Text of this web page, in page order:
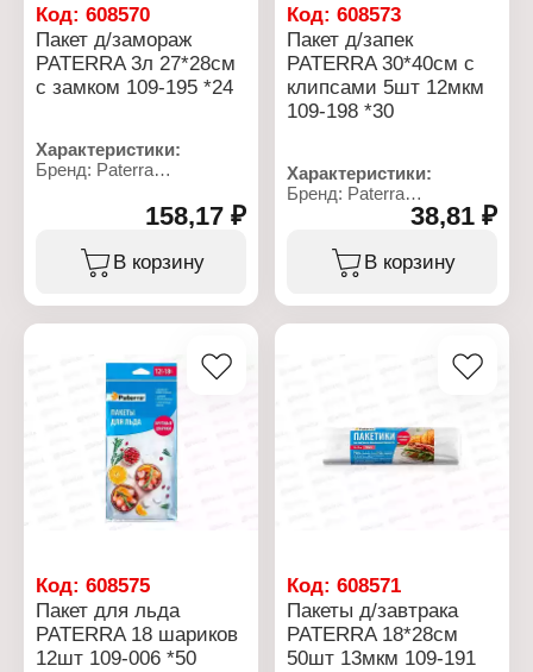
Код: 608570
Пакет д/замораж
PATERRA 3л 27*28см
с замком 109-195 *24
Характеристики:
Бренд: Paterra
Тип товара: Пакеты
Назначение: для
замораживания и
хранения продуктов
ZIP-LOCK
Материал: пищевой
полиэтилен
Объем: 3 л
Цвет: прозрачный
Вид: с полем для записи
Температурный
диапазон: до -40С
Толщина: 40 мкм
158,17 ₽
В корзину
Код:608573
Пакет д/запек
PATERRA 30*40см с
клипсами 5шт 12мкм
109-198 *30
Характеристики:
Бренд: Paterra
Артикул: 109-198
Тип товара: Пакеты
Назначение: для
запекания и
Материал:
полиэтилентерефталат
Цвет: прозрачный
38,81 ₽
В корзину
Код: 608575
Пакет для льда
PATERRA 18 шариков
12шт 109-006 *50
Код:608571
Пакеты д/завтрака
PATERRA 18*28см
50шт 13мкм 109-191